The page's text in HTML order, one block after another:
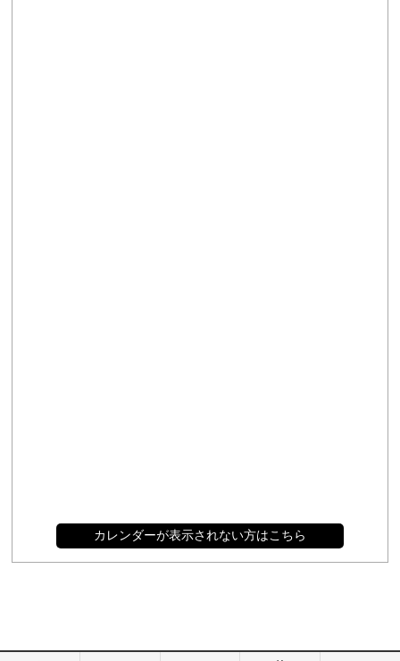
カレンダーが表示されない方はこちら